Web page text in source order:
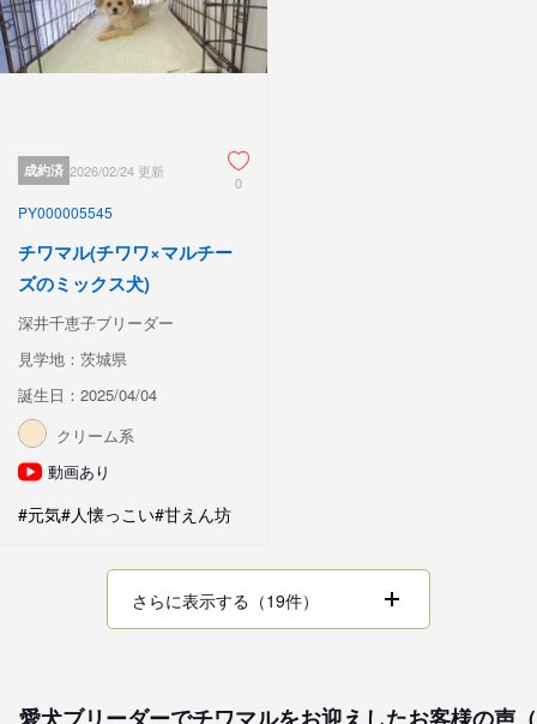
成約済 2026/02/24 更新
0
PY000005545
チワマル(チワワ×マルチー
ズのミックス犬)
深井千恵子ブリーダー
見学地：茨城県
誕生日：2025/04/04
クリーム系
動画あり
#元気#人懐っこい#甘えん坊
さらに表示する（19件）